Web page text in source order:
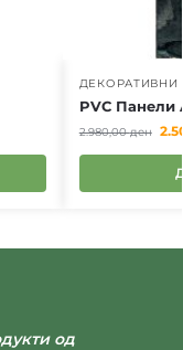
PVC Панели
2.980,00ден
од